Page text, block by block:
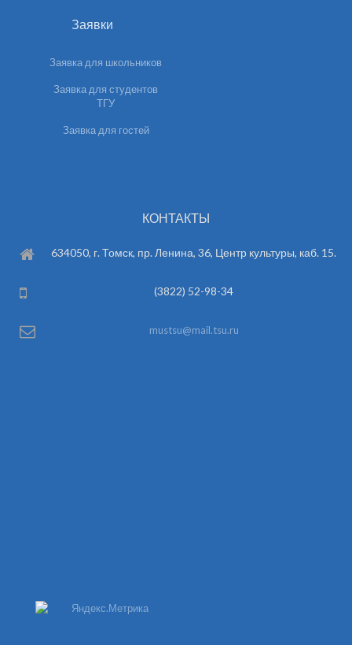
Заявки
Заявка для школьников
Заявка для студентов
ТГУ
Заявка для гостей
КОНТАКТЫ
634050, г. Томск, пр. Ленина, 36, Центр культуры, каб. 15.
(3822) 52-98-34
mustsu@mail.tsu.ru